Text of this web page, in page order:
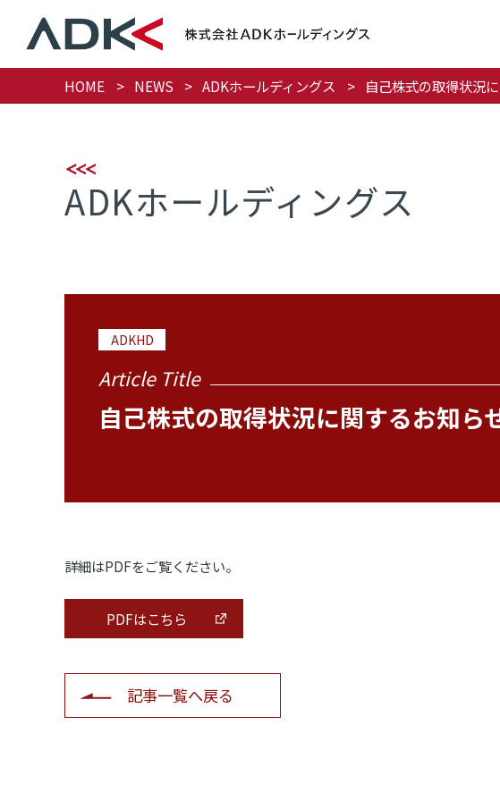
HOME NEWS ADKホールディングス 自己株式の取得状況
ADKホールディングス
ADKHD
Article Title
自己株式の取得状況に関するお知ら
詳細はPDFをご覧ください。
PDFはこちら
記事一覧へ戻る